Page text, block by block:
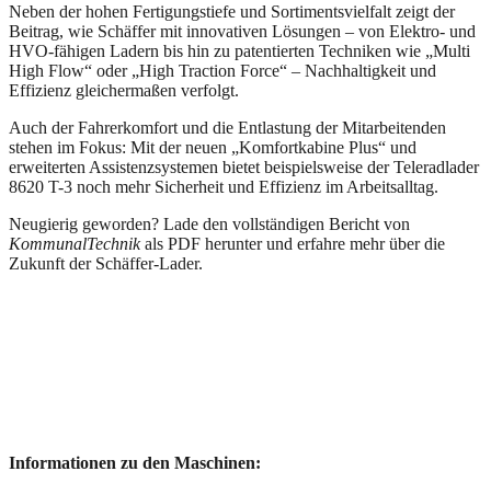
Neben der hohen Fertigungstiefe und Sortimentsvielfalt zeigt der
Beitrag, wie Schäffer mit innovativen Lösungen – von Elektro- und
HVO-fähigen Ladern bis hin zu patentierten Techniken wie „Multi
High Flow“ oder „High Traction Force“ – Nachhaltigkeit und
Effizienz gleichermaßen verfolgt.
Auch der Fahrerkomfort und die Entlastung der Mitarbeitenden
stehen im Fokus: Mit der neuen „Komfortkabine Plus“ und
erweiterten Assistenzsystemen bietet beispielsweise der Teleradlader
8620 T-3 noch mehr Sicherheit und Effizienz im Arbeitsalltag.
Neugierig geworden? Lade den vollständigen Bericht von
KommunalTechnikals PDF herunter und erfahre mehr über die
Zukunft der Schäffer-Lader.
Informationen zu den Maschinen: